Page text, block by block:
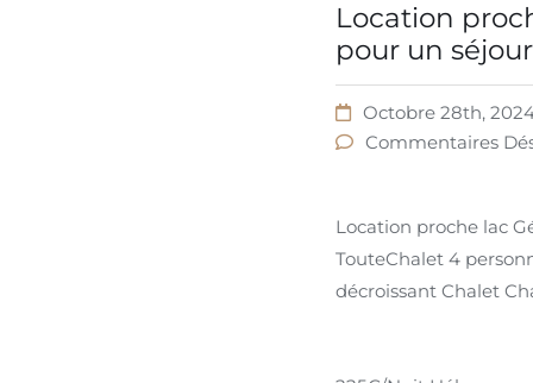
Location
pour un
Octobre 28th,
Commentaires
Location proche lac
TouteChalet 4
décroissant Chalet